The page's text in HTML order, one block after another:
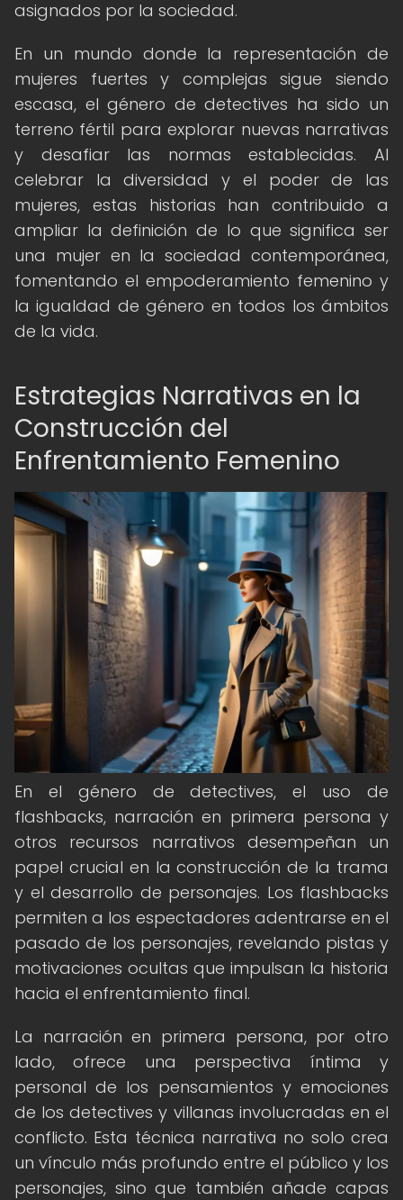
asignados por la sociedad.
En un mundo donde la representación de
mujeres fuertes y complejas sigue siendo
escasa, el género de detectives ha sido un
terreno fértil para explorar nuevas narrativas
y desafiar las normas establecidas. Al
celebrar la diversidad y el poder de las
mujeres, estas historias han contribuido a
ampliar la definición de lo que significa ser
una mujer en la sociedad contemporánea,
fomentando el empoderamiento femenino y
la igualdad de género en todos los ámbitos
de la vida.
Estrategias Narrativas en la
Construcción del
Enfrentamiento Femenino
En el género de detectives, el uso de
flashbacks, narración en primera persona y
otros recursos narrativos desempeñan un
papel crucial en la construcción de la trama
y el desarrollo de personajes. Los flashbacks
permiten a los espectadores adentrarse en el
pasado de los personajes, revelando pistas y
motivaciones ocultas que impulsan la historia
hacia el enfrentamiento final.
La narración en primera persona, por otro
lado, ofrece una perspectiva íntima y
personal de los pensamientos y emociones
de los detectives y villanas involucradas en el
conflicto. Esta técnica narrativa no solo crea
un vínculo más profundo entre el público y los
personajes, sino que también añade capas